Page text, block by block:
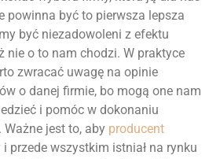
powinna być to pierwsza lepsza
być niezadowoleni z efektu
nie o to nam chodzi. W praktyce
zwracać uwagę na opinie
o danej firmie, bo mogą one nam
i pomóc w dokonaniu
jest to, aby producent
i przede wszystkim istniał na rynku